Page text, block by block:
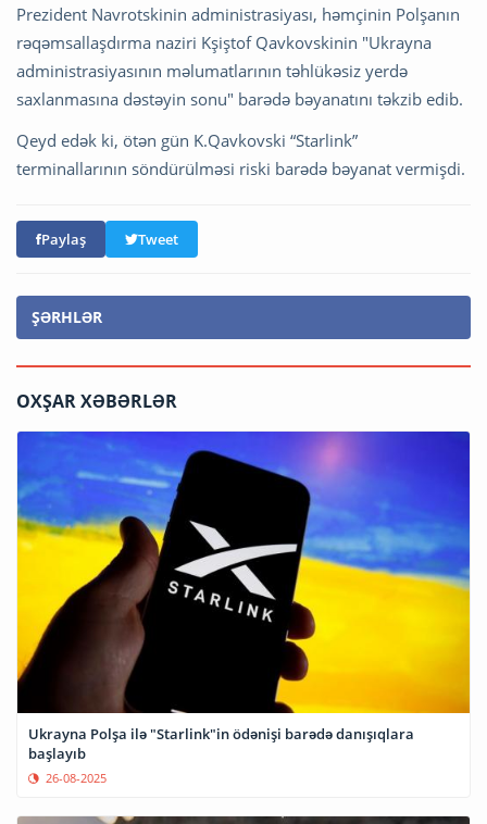
Prezident Navrotskinin administrasiyası, həmçinin Polşanın
rəqəmsallaşdırma naziri Kşiştof Qavkovskinin "Ukrayna
administrasiyasının məlumatlarının təhlükəsiz yerdə
saxlanmasına dəstəyin sonu" barədə bəyanatını təkzib edib.
Qeyd edək ki, ötən gün K.Qavkovski “Starlink”
terminallarının söndürülməsi riski barədə bəyanat vermişdi.
Paylaş Tweet
ŞƏRHLƏR
OXŞAR XƏBƏRLƏR
Ukrayna Polşa ilə "Starlink"in ödənişi barədə danışıqlara
başlayıb
26-08-2025